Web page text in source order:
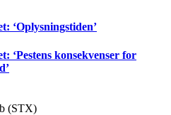
‘Oplysningstiden’
‘Pestens konsekvenser for
(STX)